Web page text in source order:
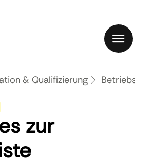
& Qualifizierung
zur